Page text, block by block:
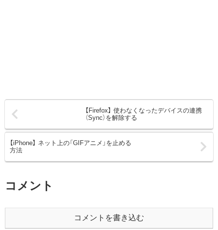
【Firefox】 使わなくなったデバイスの連携
（Sync）を解除する
【iPhone】 ネット上の「GIFアニメ」を止める
方法
コメント
コメントを書き込む